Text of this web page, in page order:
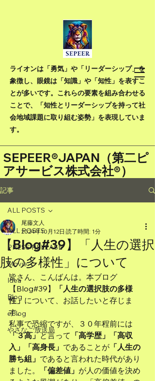
ライオンは「勇気」や「リーダーシップ」を
象徴し、眼鏡は「知識」や「知性」を表すこ
とが多いです。これらの要素を組み合わせる
ことで、「知性とリーダーシップを持って社
会地域課題に取り組む姿勢」を表現していま
す。
SEPEER®JAPAN（第二ピ
アサービス株式会社®）
記事
ALL POSTS
PRESS RELEASE
Movie
Idea
Blog
eBlog
やさなご放送局
ALL POSTS
【Blog#39】「人生の選択
肢の多様性」について
尾藤文人
2024年10月12日 読了時間: 1分
皆さん、こんばんは。本ブログ
【Blog#39】
「人生の選択肢の多様
性」 について、お話したいと存じま
す。
私事で恐縮ですが、３０年程前には
「３高」と言って 「高学歴」「高収
入」「高身長」 であることが 「人生の
勝ち組」 であると言われた時代があり
ました。
「偏差値」 が人の価値を決め